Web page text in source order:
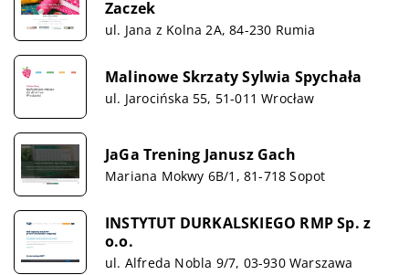
Zaczek
ul. Jana z Kolna 2A, 84-230 Rumia
Malinowe Skrzaty Sylwia Spychała
ul. Jarocińska 55, 51-011 Wrocław
JaGa Trening Janusz Gach
Mariana Mokwy 6B/1, 81-718 Sopot
INSTYTUT DURKALSKIEGO RMP Sp. z
o.o.
ul. Alfreda Nobla 9/7, 03-930 Warszawa